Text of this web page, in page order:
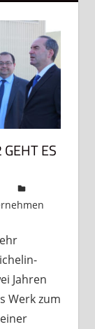
ES
Jahren
Werk zum